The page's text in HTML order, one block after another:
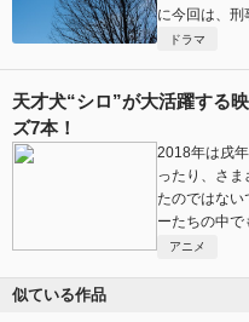
に今回は、刑
ドラマ
天才犬“シロ”が大活躍する
ズ7本！
2018年は戌
ったり、さ
たのではない
ーたちの中
アニメ
似ている作品